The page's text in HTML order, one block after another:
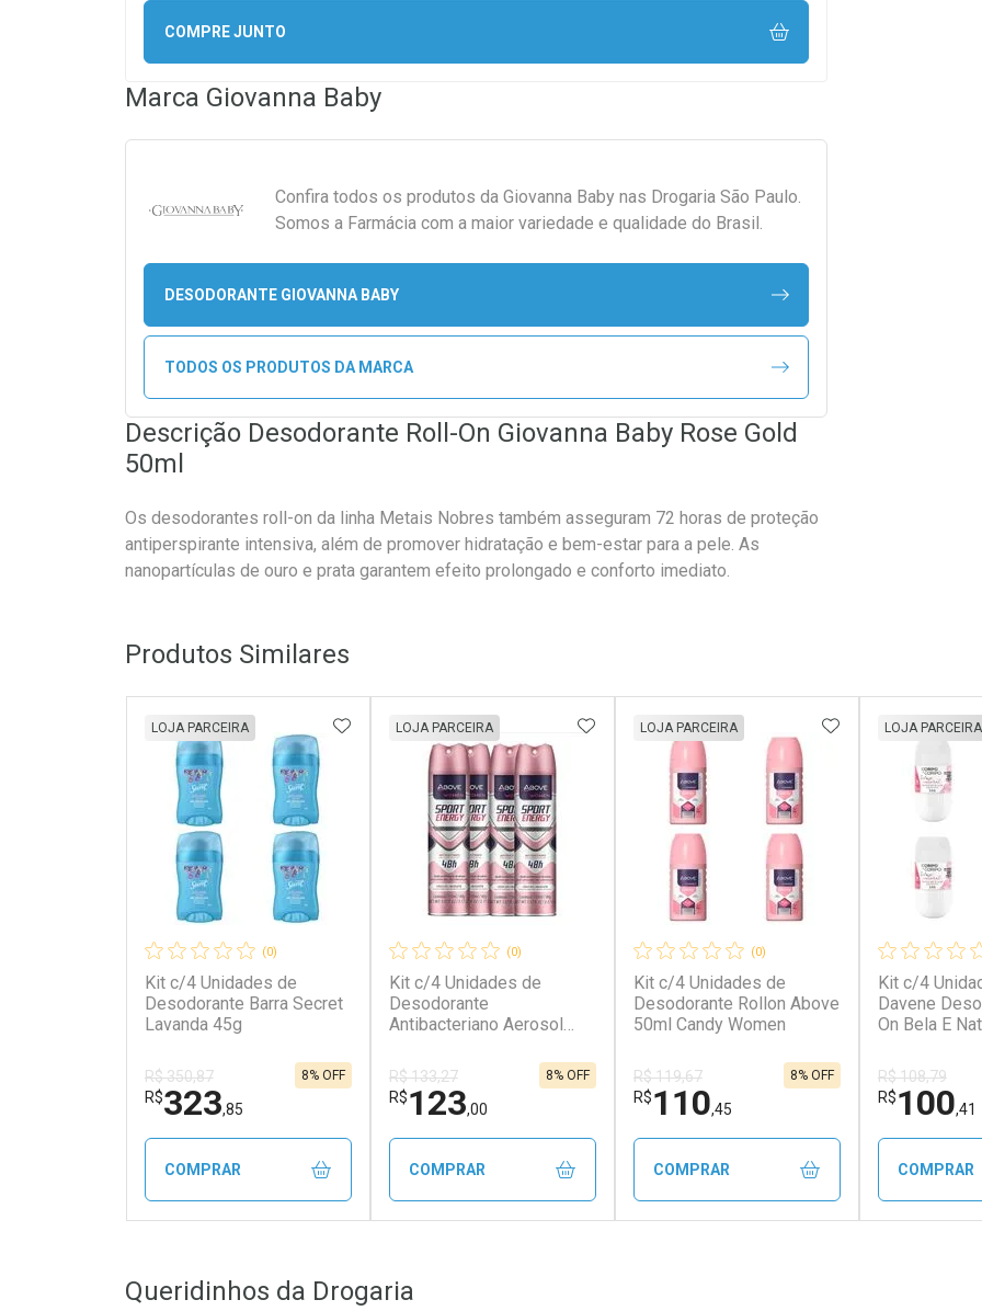
COMPRE JUNTO
Marca Giovanna Baby
Confira todos os produtos da Giovanna Baby nas Drogaria São Paulo.
Somos a Farmácia com a maior variedade e qualidade do Brasil.
DESODORANTE GIOVANNA BABY
TODOS OS PRODUTOS DA MARCA
Descrição Desodorante Roll-On Giovanna Baby Rose Gold
50ml
Os desodorantes roll-on da linha Metais Nobres também asseguram 72 horas de proteção
antiperspirante intensiva, além de promover hidratação e bem-estar para a pele. As
nanopartículas de ouro e prata garantem efeito prolongado e conforto imediato.
Produtos Similares
(0)
Kit c/4 Unidades de
Desodorante Barra Secret
Lavanda 45g
LOJA PARCEIRA
R$ 350,87
R$323,85
8% OFF
ADICIONAR AOS FAVORITOS
COMPRAR
Laboratório
Por Menos
(0)
Kit c/4 Unidades de
Desodorante
Antibacteriano Aerosol
Energy Women
LOJA PARCEIRA
R$ 133,27
R$123,00
8% OFF
ADICIONAR AOS FAVORITOS
COMPRAR
Laboratório
Por Menos
(0)
Kit c/4 Unidades de
Desodorante Rollon Above
50ml Candy Women
LOJA PARCEIRA
R$ 119,67
R$110,45
8% OFF
ADICIONAR AOS
COMPRAR
Kit c/4
Davene
On Bela E
LOJA PARCEIRA
R$ 108,79
R$100,41
COMPRAR
Queridinhos da Drogaria